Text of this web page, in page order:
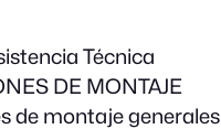
Técnica
DE MONTAJE
de montaje generales